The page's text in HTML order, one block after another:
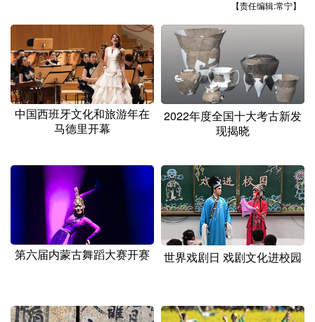
【责任编辑:常宁】
中国西班牙文化和旅游年在
马德里开幕
2022年度全国十大考古新发
现揭晓
第六届内蒙古舞蹈大赛开赛 世界戏剧日 戏剧文化进校园